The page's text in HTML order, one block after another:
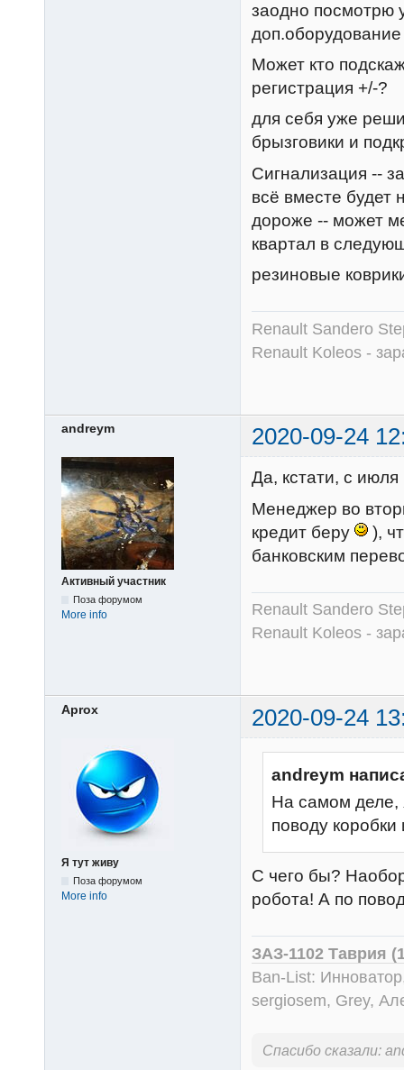
заодно посмотрю
Может кто
регистрация +/-?
для себя уже
брызговики и
Сигнализация --
всё вместе будет
дороже -- может
квартал в
резиновые
Renault Sandero
Renault Koleos -
andreym 2020-09-24
Активный участник
Поза форумом
More info
Да, кстати, с
Менеджер во
кредит беру
),
банковским
Renault Sandero
Renault Koleos -
Aprox 2020-09-24
Я тут живу
Поза форумом
More info
andreym
На самом деле,
поводу
С чего бы?
робота! А по
ЗАЗ-1102 Таврия
Ban-List:
sergiosem, Grey,
Спасибо сказали: